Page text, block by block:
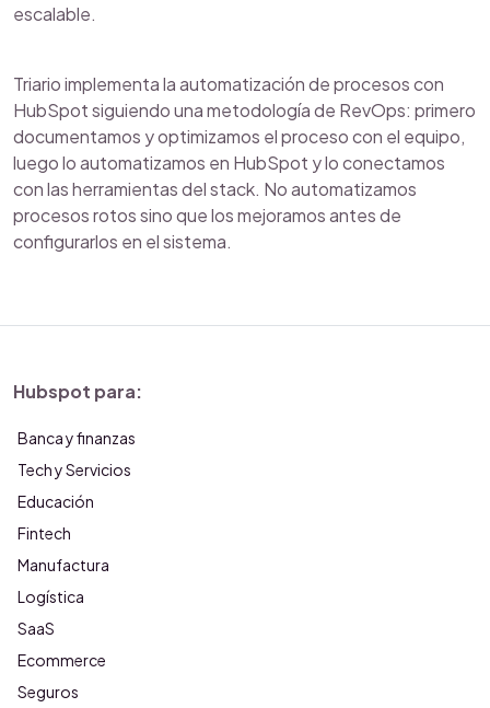
escalable.
Triario implementa la automatización de procesos con
HubSpot siguiendo una metodología de RevOps: primero
documentamos y optimizamos el proceso con el equipo,
luego lo automatizamos en HubSpot y lo conectamos
con las herramientas del stack. No automatizamos
procesos rotos sino que los mejoramos antes de
configurarlos en el sistema.
Hubspot para:
Banca y finanzas
Tech y Servicios
Educación
Fintech
Manufactura
Logística
SaaS
Ecommerce
Seguros